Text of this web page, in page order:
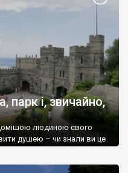
парк і, звичайно,
людиною свого
душею – чи знали ви це